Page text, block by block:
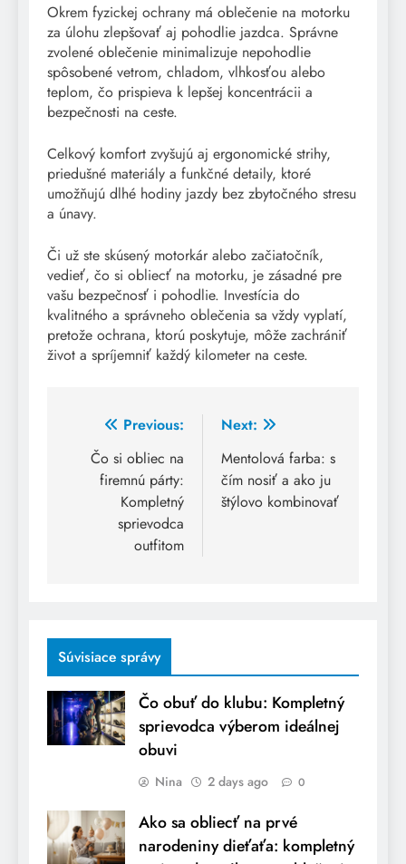
Okrem fyzickej ochrany má oblečenie na motorku
za úlohu zlepšovať aj pohodlie jazdca. Správne
zvolené oblečenie minimalizuje nepohodlie
spôsobené vetrom, chladom, vlhkosťou alebo
teplom, čo prispieva k lepšej koncentrácii a
bezpečnosti na ceste.
Celkový komfort zvyšujú aj ergonomické strihy,
priedušné materiály a funkčné detaily, ktoré
umožňujú dlhé hodiny jazdy bez zbytočného stresu
a únavy.
Či už ste skúsený motorkár alebo začiatočník,
vedieť, čo si obliecť na motorku, je zásadné pre
vašu bezpečnosť i pohodlie. Investícia do
kvalitného a správneho oblečenia sa vždy vyplatí,
pretože ochrana, ktorú poskytuje, môže zachrániť
život a spríjemniť každý kilometer na ceste.
Post
navigation
Previous:
Čo si obliec na
firemnú párty:
Kompletný
sprievodca
outfitom
Next:
Mentolová farba: s
čím nosiť a ako ju
štýlovo kombinovať
Súvisiace správy
Čo obuť do klubu: Kompletný
sprievodca výberom ideálnej
obuvi
Nina 2 days ago 0
Ako sa obliecť na prvé
narodeniny dieťaťa: kompletný